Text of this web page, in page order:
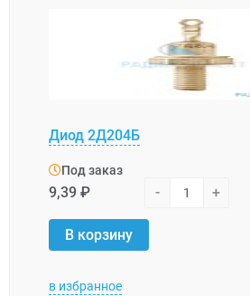
Диод 2Д204Б
Под заказ
9,39 ₽ - +
В корзину
в избранное